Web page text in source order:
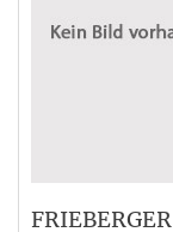
FRIEBERGER